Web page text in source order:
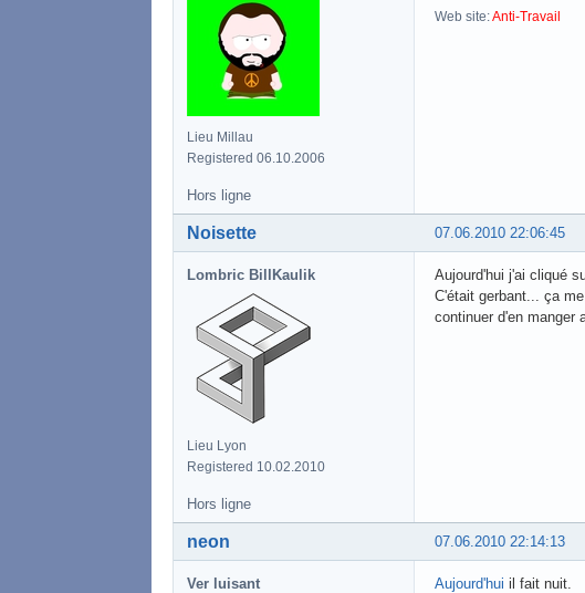
Lieu Millau
Registered 06.10.2006
Web site:Anti-Travail
Hors ligne
07.06.2010 22:06:45
Noisette
Lombric BillKaulik
Lieu Lyon
Registered 10.02.2010
Aujourd'hui j'ai cliqué
C'était gerbant... ça
continuer d'en manger
Hors ligne
07.06.2010 22:14:13
neon
Ver luisant Aujourd'hui il fait nuit.